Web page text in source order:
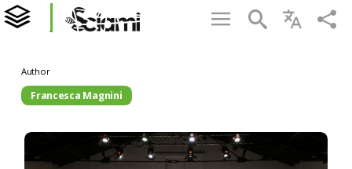
Author
Francesca Magnini